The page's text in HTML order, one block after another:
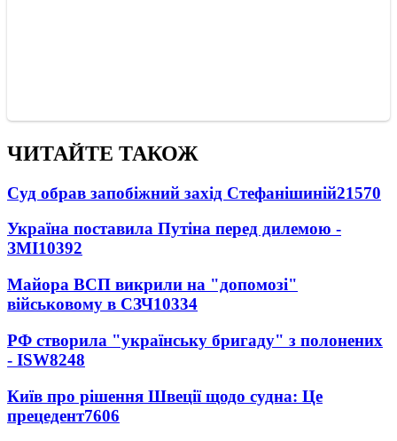
ЧИТАЙТЕ ТАКОЖ
Суд обрав запобіжний захід Стефанішиній21570
Україна поставила Путіна перед дилемою -
ЗМІ10392
Майора ВСП викрили на "допомозі"
військовому в СЗЧ10334
РФ створила "українську бригаду" з полонених
- ISW8248
Київ про рішення Швеції щодо судна: Це
прецедент7606